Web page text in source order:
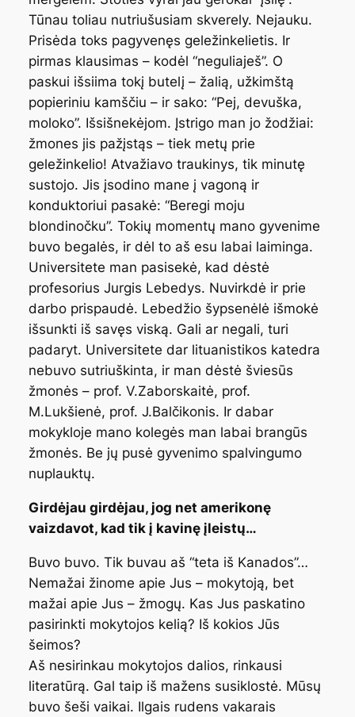
Tūnau toliau nutriušusiam skverely. Nejauku.
Prisėda toks pagyvenęs geležinkelietis. Ir
pirmas klausimas – kodėl “neguliaješ”. O
paskui išsiima tokį butelį – žalią, užkimštą
popieriniu kamščiu – ir sako: “Pej, devuška,
moloko”. Išsišnekėjom. Įstrigo man jo žodžiai:
žmones jis pažįstąs – tiek metų prie
geležinkelio! Atvažiavo traukinys, tik minutę
sustojo. Jis įsodino mane į vagoną ir
konduktoriui pasakė: “Beregi moju
blondinočku”. Tokių momentų mano gyvenime
buvo begalės, ir dėl to aš esu labai laiminga.
Universitete man pasisekė, kad dėstė
profesorius Jurgis Lebedys. Nuvirkdė ir prie
darbo prispaudė. Lebedžio šypsenėlė išmokė
išsunkti iš savęs viską. Gali ar negali, turi
padaryt. Universitete dar lituanistikos katedra
nebuvo sutriuškinta, ir man dėstė šviesūs
žmonės – prof. V.Zaborskaitė, prof.
M.Lukšienė, prof. J.Balčikonis. Ir dabar
mokykloje mano kolegės man labai brangūs
žmonės. Be jų pusė gyvenimo spalvingumo
nuplauktų.
Girdėjau girdėjau, jog net amerikonę
vaizdavot, kad tik į kavinę įleistų…
Buvo buvo. Tik buvau aš “teta iš Kanados”…
Nemažai žinome apie Jus – mokytoją, bet
mažai apie Jus – žmogų. Kas Jus paskatino
pasirinkti mokytojos kelią? Iš kokios Jūs
šeimos?
Aš nesirinkau mokytojos dalios, rinkausi
literatūrą. Gal taip iš mažens susiklostė. Mūsų
buvo šeši vaikai. Ilgais rudens vakarais